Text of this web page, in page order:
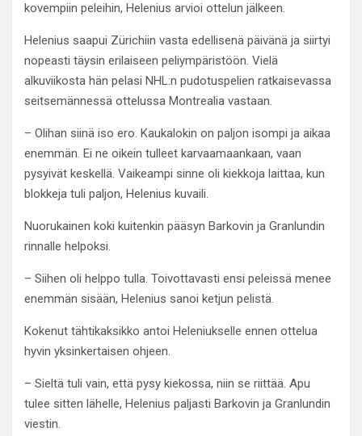
kovempiin peleihin, Helenius arvioi ottelun jälkeen.
Helenius saapui Zürichiin vasta edellisenä päivänä ja siirtyi
nopeasti täysin erilaiseen peliympäristöön. Vielä
alkuviikosta hän pelasi NHL:n pudotuspelien ratkaisevassa
seitsemännessä ottelussa Montrealia vastaan.
– Olihan siinä iso ero. Kaukalokin on paljon isompi ja aikaa
enemmän. Ei ne oikein tulleet karvaamaankaan, vaan
pysyivät keskellä. Vaikeampi sinne oli kiekkoja laittaa, kun
blokkeja tuli paljon, Helenius kuvaili.
Nuorukainen koki kuitenkin pääsyn Barkovin ja Granlundin
rinnalle helpoksi.
– Siihen oli helppo tulla. Toivottavasti ensi peleissä menee
enemmän sisään, Helenius sanoi ketjun pelistä.
Kokenut tähtikaksikko antoi Heleniukselle ennen ottelua
hyvin yksinkertaisen ohjeen.
– Sieltä tuli vain, että pysy kiekossa, niin se riittää. Apu
tulee sitten lähelle, Helenius paljasti Barkovin ja Granlundin
viestin.